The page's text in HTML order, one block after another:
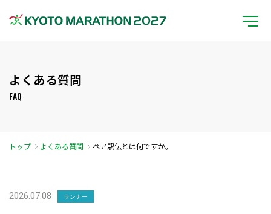
よくある質問
FAQ
トップ よくある質問 ペア駅伝とは何ですか。
2026.07.08 ランナー